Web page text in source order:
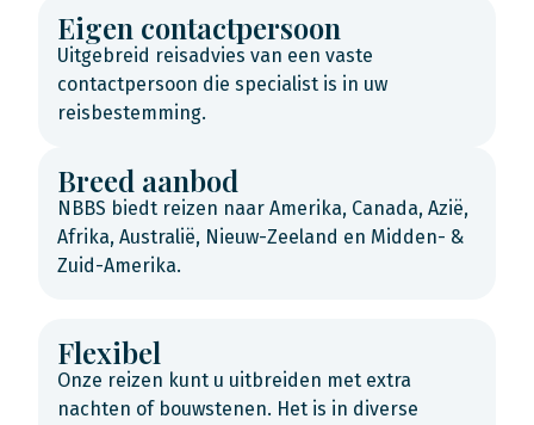
Eigen contactpersoon
Uitgebreid reisadvies van een vaste
contactpersoon die specialist is in uw
reisbestemming.
Breed aanbod
NBBS biedt reizen naar Amerika, Canada, Azië,
Afrika, Australië, Nieuw-Zeeland en Midden- &
Zuid-Amerika.
Flexibel
Onze reizen kunt u uitbreiden met extra
nachten of bouwstenen. Het is in diverse